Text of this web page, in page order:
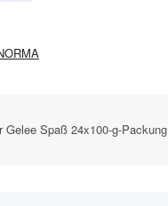
Gelee Spaß 24x100-g-Packung